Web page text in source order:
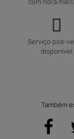
Serviço pós-
disponível
Também